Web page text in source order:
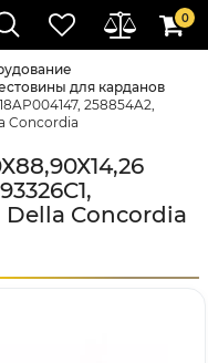
0
для карданов
258854A2,
Concordia
Della Concordia